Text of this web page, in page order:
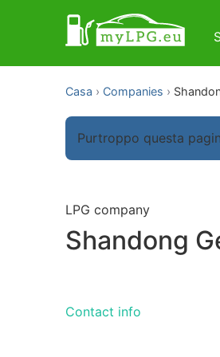
Casa Companies
Purtroppo questa
LPG company
Shandong
Contact info